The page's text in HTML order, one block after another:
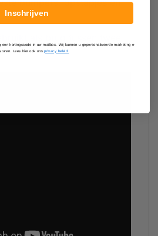
bumpers, opstapjes en
Inschrijven
kortingscode in uw mailbox. Wij kunnen u gepersonaliseerde marketing e-
Lees hier ook onsprivacy beleid.